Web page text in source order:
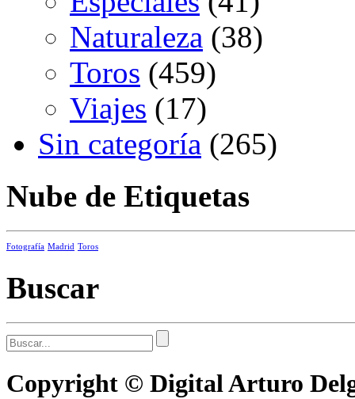
Naturaleza (38)
Toros (459)
Viajes (17)
Sin categoría (265)
Nube de Etiquetas
Fotografía Madrid Toros
Buscar
Copyright © Digital Arturo